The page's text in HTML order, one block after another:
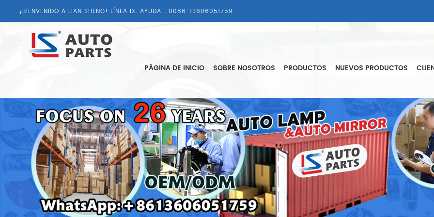
¡BIENVENIDO A LIAN SHENG! LÍNEA DE AYUDA : 0086-13606051759
PÁGINA DE INICIO SOBRE NOSOTROS PRODUCTOS NUEVOS PRODUCTOS